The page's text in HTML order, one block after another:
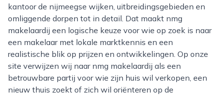
kantoor de nijmeegse wijken, uitbreidingsgebieden en
omliggende dorpen tot in detail. Dat maakt nmg
makelaardij een logische keuze voor wie op zoek is naar
een makelaar met lokale marktkennis en een
realistische blik op prijzen en ontwikkelingen. Op onze
site verwijzen wij naar nmg makelaardij als een
betrouwbare partij voor wie zijn huis wil verkopen, een
nieuw thuis zoekt of zich wil oriënteren op de